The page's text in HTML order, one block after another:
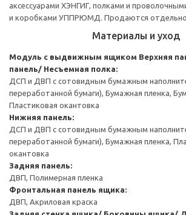
аксессуарами ХЭНГИГ, полками и
и коробками УППРЮМД. Продаются отдельно.
Материалы и уход
Модуль с выдвижным ящиком Верхняя
панель/ Несъемная полка:
ДСП и ДВП с сотовидным бумажным
переработанной бумаги), Бумажная пленка,
Пластиковая окантовка
Нижняя панель:
ДСП и ДВП с сотовидным бумажным
переработанной бумаги), Бумажная пленка,
окантовка
Задняя панель:
ДВП, Полимерная пленка
Фронтальная панель ящика:
ДВП, Акриловая краска